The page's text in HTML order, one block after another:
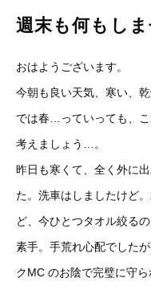
週末も何もし
おはようございます。
今朝も良い天気、寒い、
では春…っていっても、
考えましょう…。
昨日も寒くて、全く外に
た。洗車はしましたけど
ど、今ひとつタオル絞る
素手。手荒れ心配でしたが
クMC のお陰で完璧に守ら